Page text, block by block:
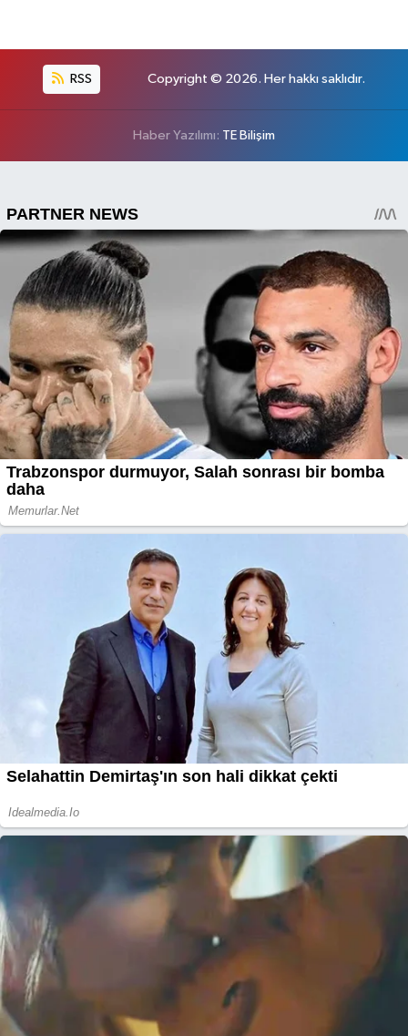
RSS Copyright © 2026. Her hakkı saklıdır.
Haber Yazılımı: TE Bilişim